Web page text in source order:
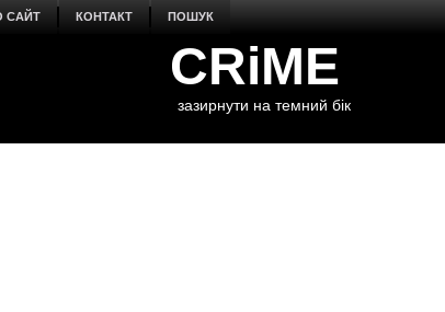
САЙТ КОНТАКТ ПОШУК
CRiME
зазирнути на темний бік